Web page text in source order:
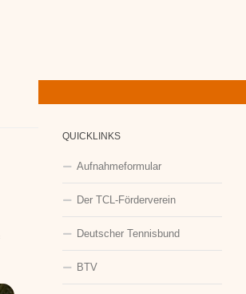
QUICKLINKS
Aufnahmeformular
Der TCL-Förderverein
Deutscher Tennisbund
BTV